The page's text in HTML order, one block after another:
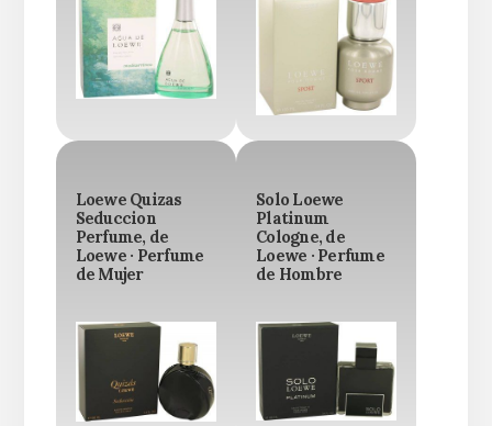
Loewe Quizas
Seduccion
Perfume, de
Loewe · Perfume
de Mujer
Solo Loewe
Platinum
Cologne, de
Loewe · Perfume
de Hombre